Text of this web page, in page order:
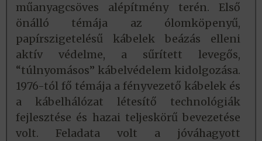
műanyagcsöves alépítmény terén. Első
önálló témája az ólomköpenyű,
papírszigetelésű kábelek beázás elleni
aktív védelme, a sűrített levegős,
“túlnyomásos” kábelvédelem kidolgozása.
1976-tól fő témája a fényvezető kábelek és
a kábelhálózat létesítő technológiák
fejlesztése és hazai teljeskörű bevezetése
volt. Feladata volt a jóváhagyott